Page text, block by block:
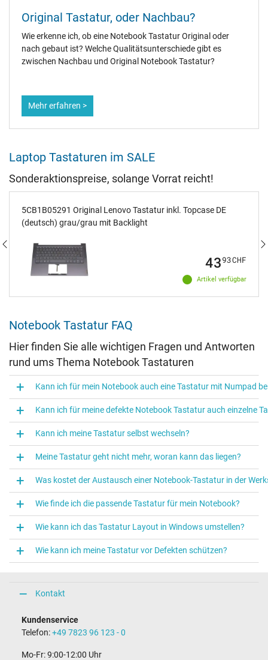
Original Tastatur, oder Nachbau?
Wie erkenne ich, ob eine Notebook Tastatur Original oder
nach gebaut ist? Welche Qualitätsunterschiede gibt es
zwischen Nachbau und Original Notebook Tastatur?
Mehr erfahren >
Laptop Tastaturen im SALE
Sonderaktionspreise, solange Vorrat reicht!
5CB1B05291 Original Lenovo Tastatur inkl. Topcase DE
(deutsch) grau/grau mit Backlight
Artikel verfügbar
4393CHF
Notebook Tastatur FAQ
Hier finden Sie alle wichtigen Fragen und Antworten
rund ums Thema Notebook Tastaturen
Kann ich für mein Notebook auch eine Tastatur mit Numpad
Kann ich für meine defekte Notebook Tastatur auch einzelne
Kann ich meine Tastatur selbst wechseln?
Meine Tastatur geht nicht mehr, woran kann das liegen?
Was kostet der Austausch einer Notebook‑Tastatur in der
Wie finde ich die passende Tastatur für mein Notebook?
Wie kann ich das Tastatur Layout in Windows umstellen?
Wie kann ich meine Tastatur vor Defekten schützen?
Kontakt
Kundenservice
Telefon:+49 7823 96 123 - 0
Mo-Fr: 9:00-12:00 Uhr